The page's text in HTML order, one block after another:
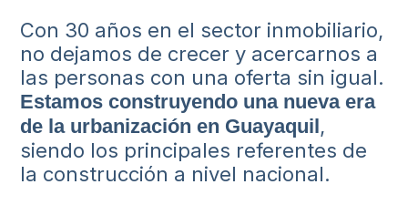
Con 30 años en el sector inmobiliario,
no dejamos de crecer y acercarnos a
las personas con una oferta sin igual.
Estamos construyendo una nueva era
de la urbanización en Guayaquil,
siendo los principales referentes de
la construcción a nivel nacional.